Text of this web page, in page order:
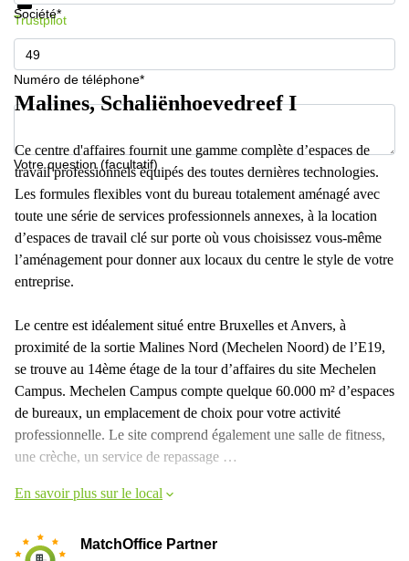
Société*
Numéro de téléphone*
Votre question (facultatif)
Trustpilot
Malines, Schaliënhoevedreef I
Ce centre d'affaires fournit une gamme complète d’espaces de
travail professionnels équipés des toutes dernières technologies.
Les formules flexibles vont du bureau totalement aménagé avec
toute une série de services professionnels annexes, à la location
d’espaces de travail clé sur porte où vous choisissez vous-même
l’aménagement pour donner aux locaux du centre le style de votre
entreprise.
Le centre est idéalement situé entre Bruxelles et Anvers, à
proximité de la sortie Malines Nord (Mechelen Noord) de l’E19,
se trouve au 14ème étage de la tour d’affaires du site Mechelen
Campus. Mechelen Campus compte quelque 60.000 m² d’espaces
de bureaux, un emplacement de choix pour votre activité
professionnelle. Le site comprend également une salle de fitness,
une crèche, un service de repassage …
En savoir plus sur le local
MatchOffice Partner